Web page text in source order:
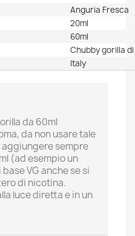
Anguria Fresca
20ml
60ml
Chubby gorilla
Italy
da 60ml
da non usare tale
sempre
(ad esempio un
VG anche se si
di nicotina.
luce diretta e in un